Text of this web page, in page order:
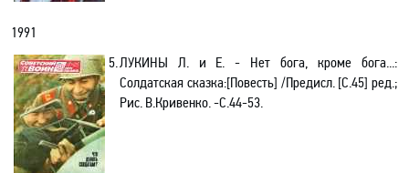
1991
5.ЛУКИНЫ Л. и Е. - Нет бога, кроме бога...:
Солдатская сказка:[Повесть] /Предисл. [С.45] ред.;
Рис. В.Кривенко. -C.44-53.